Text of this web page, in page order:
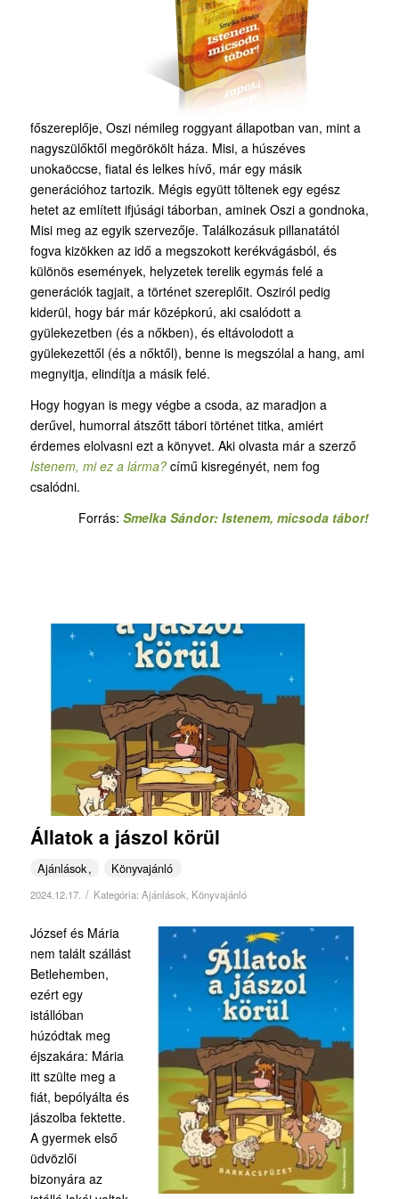
főszereplője, Oszi némileg roggyant állapotban van, mint a
nagyszülőktől megörökölt háza. Misi, a húszéves
unokaöccse, fiatal és lelkes hívő, már egy másik
generációhoz tartozik. Mégis együtt töltenek egy egész
hetet az említett ifjúsági táborban, aminek Oszi a gondnoka,
Misi meg az egyik szervezője. Találkozásuk pillanatától
fogva kizökken az idő a megszokott kerékvágásból, és
különös események, helyzetek terelik egymás felé a
generációk tagjait, a történet szereplőit. Osziról pedig
kiderül, hogy bár már középkorú, aki csalódott a
gyülekezetben (és a nőkben), és eltávolodott a
gyülekezettől (és a nőktől), benne is megszólal a hang, ami
megnyitja, elindítja a másik felé.
Hogy hogyan is megy végbe a csoda, az maradjon a
derűvel, humorral átszőtt tábori történet titka, amiért
érdemes elolvasni ezt a könyvet. Aki olvasta már a szerző
Istenem, mi ez a lárma?című kisregényét, nem fog
csalódni.
Forrás:Smelka Sándor: Istenem, micsoda tábor!
Állatok a jászol körül
Ajánlások Könyvajánló
2024.12.17. / Kategória: Ajánlások Könyvajánló
József és Mária
nem talált szállást
Betlehemben,
ezért egy
istállóban
húzódtak meg
éjszakára: Mária
itt szülte meg a
fiát, bepólyálta és
jászolba fektette.
A gyermek első
üdvözlői
bizonyára az